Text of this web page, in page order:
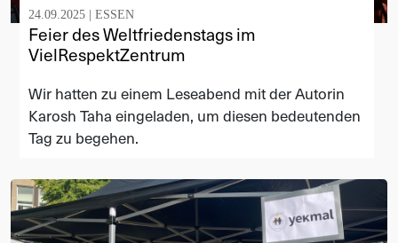
24.09.2025 | ESSEN
Feier des Weltfriedenstags im
VielRespektZentrum
Wir hatten zu einem Leseabend mit der Autorin
Karosh Taha eingeladen, um diesen bedeutenden
Tag zu begehen.